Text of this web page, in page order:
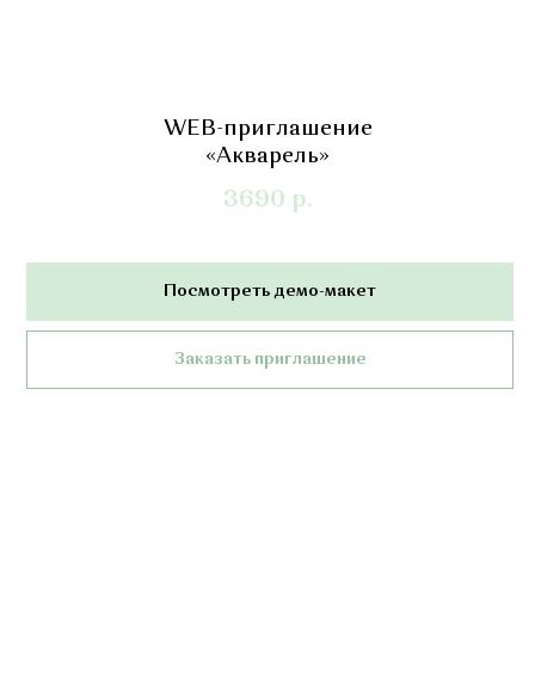
WEB-приглашение
«Акварель»
3690 р.
Посмотреть демо-макет
Заказать приглашение